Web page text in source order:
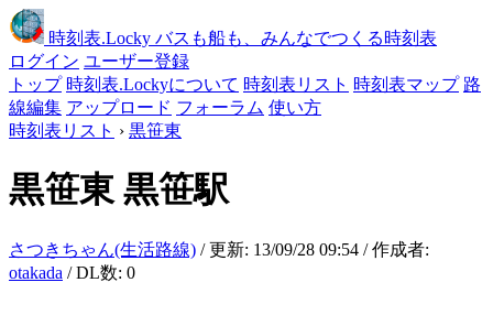
時刻表.Locky バスも船も、みんなでつくる時刻表
ログイン ユーザー登録
トップ 時刻表.Lockyについて 時刻表リスト 時刻表マップ 路
線編集 アップロード フォーラム 使い方
時刻表リスト › 黒笹東
黒笹東黒笹駅
さつきちゃん(生活路線) / 更新: 13/09/28 09:54 / 作成者:
otakada / DL数: 0